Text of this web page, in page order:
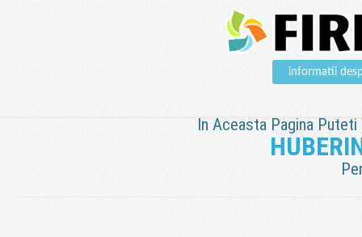
informatii
In Aceasta Pagina